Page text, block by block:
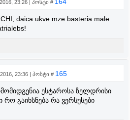
23:26 | პოსტი #
daica ukve mze basteria male
23:36 | პოსტი # 165
ესტაროსა ზელდრისი
რო გაიხსნება რა ვერსუსები